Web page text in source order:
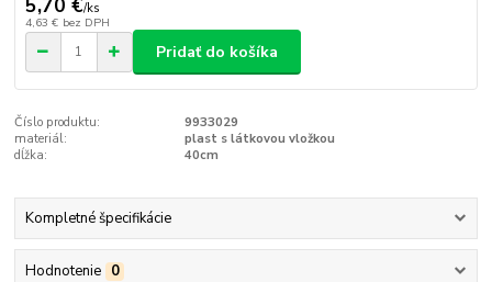
5,70 €/ks
4,63 € bez DPH
Pridať do košíka
Číslo produktu:
9933029
materiál:
plast s látkovou vložkou
dĺžka:
40cm
Kompletné špecifikácie
Hodnotenie 0